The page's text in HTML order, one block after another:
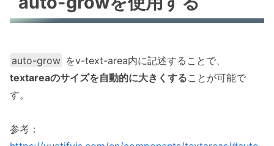
auto-grow をv-text-area内に記述することで、
textareaのサイズを自動的に大きくすることが可能で
す。
参考：